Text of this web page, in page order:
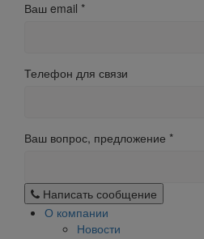
Ваш email *
Телефон для связи
Ваш вопрос, предложение *
Написать сообщение
О компании
Новости